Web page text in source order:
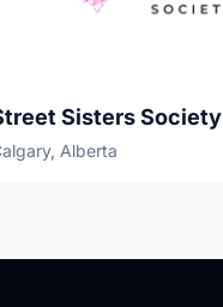
Sisters Society
Alberta